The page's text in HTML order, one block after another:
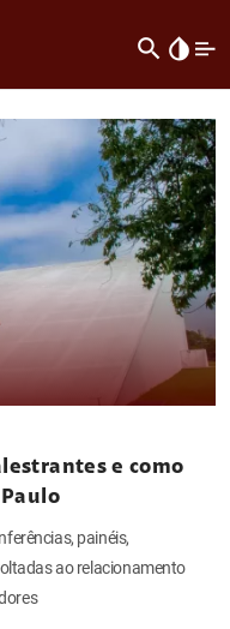
search invert_colors
e como
painéis,
ao relacionamento